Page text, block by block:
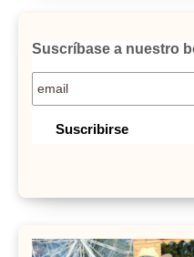
Suscríbase a nuestro